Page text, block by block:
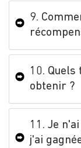
9.
10.
obtenir ?
11. Je
j'ai